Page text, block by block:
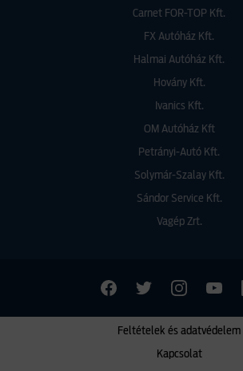
Carnet FOR-TOP Kft.
FX Autóház Kft.
Halmai Autóház Kft.
Hovány Kft.
Ivanics Kft.
OM Autóház Kft
Petrányi-Autó Kft.
Solymár-Szalay Kft.
Sándor Service Kft.
Vagép Zrt.
Kapcsolat
Feltételek és adatvédelem